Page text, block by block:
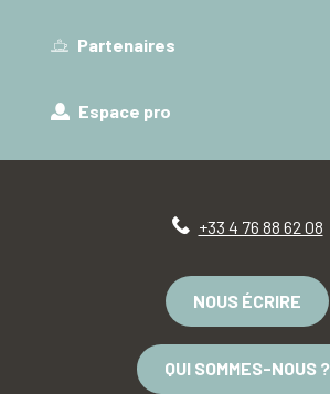
Partenaires
Espace pro
+33 4 76 88 62 08
NOUS ÉCRIRE
QUI SOMMES-NOUS ?